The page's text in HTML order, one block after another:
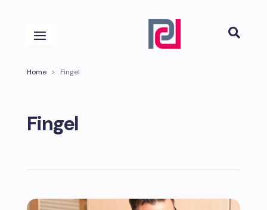

Home > Fingel
Fingel